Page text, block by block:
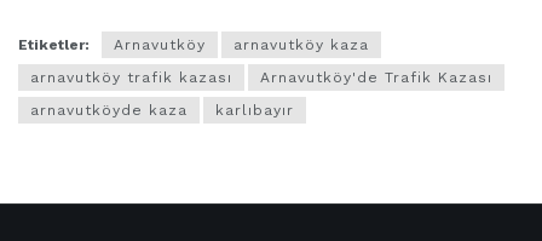
Etiketler: Arnavutköy
arnavutköy kaza
arnavutköy trafik kazası
Arnavutköy'de Trafik Kazası
arnavutköyde kaza
karlıbayır